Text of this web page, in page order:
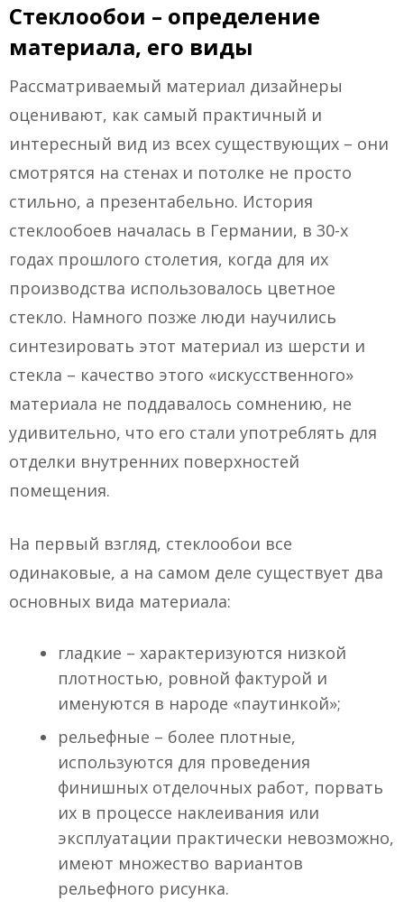
Стеклообои – определение
материала, его виды
Рассматриваемый материал дизайнеры
оценивают, как самый практичный и
интересный вид из всех существующих – они
смотрятся на стенах и потолке не просто
стильно, а презентабельно. История
стеклообоев началась в Германии, в 30-х
годах прошлого столетия, когда для их
производства использовалось цветное
стекло. Намного позже люди научились
синтезировать этот материал из шерсти и
стекла – качество этого «искусственного»
материала не поддавалось сомнению, не
удивительно, что его стали употреблять для
отделки внутренних поверхностей
помещения.
На первый взгляд, стеклообои все
одинаковые, а на самом деле существует два
основных вида материала:
гладкие – характеризуются низкой
плотностью, ровной фактурой и
именуются в народе «паутинкой»;
рельефные – более плотные,
используются для проведения
финишных отделочных работ, порвать
их в процессе наклеивания или
эксплуатации практически невозможно,
имеют множество вариантов
рельефного рисунка.